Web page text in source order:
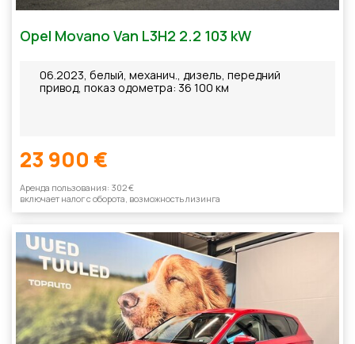
Opel Movano Van L3H2 2.2 103 kW
06.2023, белый, механич., дизель, передний
привод, показ одометра: 36 100 км
23 900 €
Aренда пользования: 302 €
включает налог с оборотa, возможность лизинга